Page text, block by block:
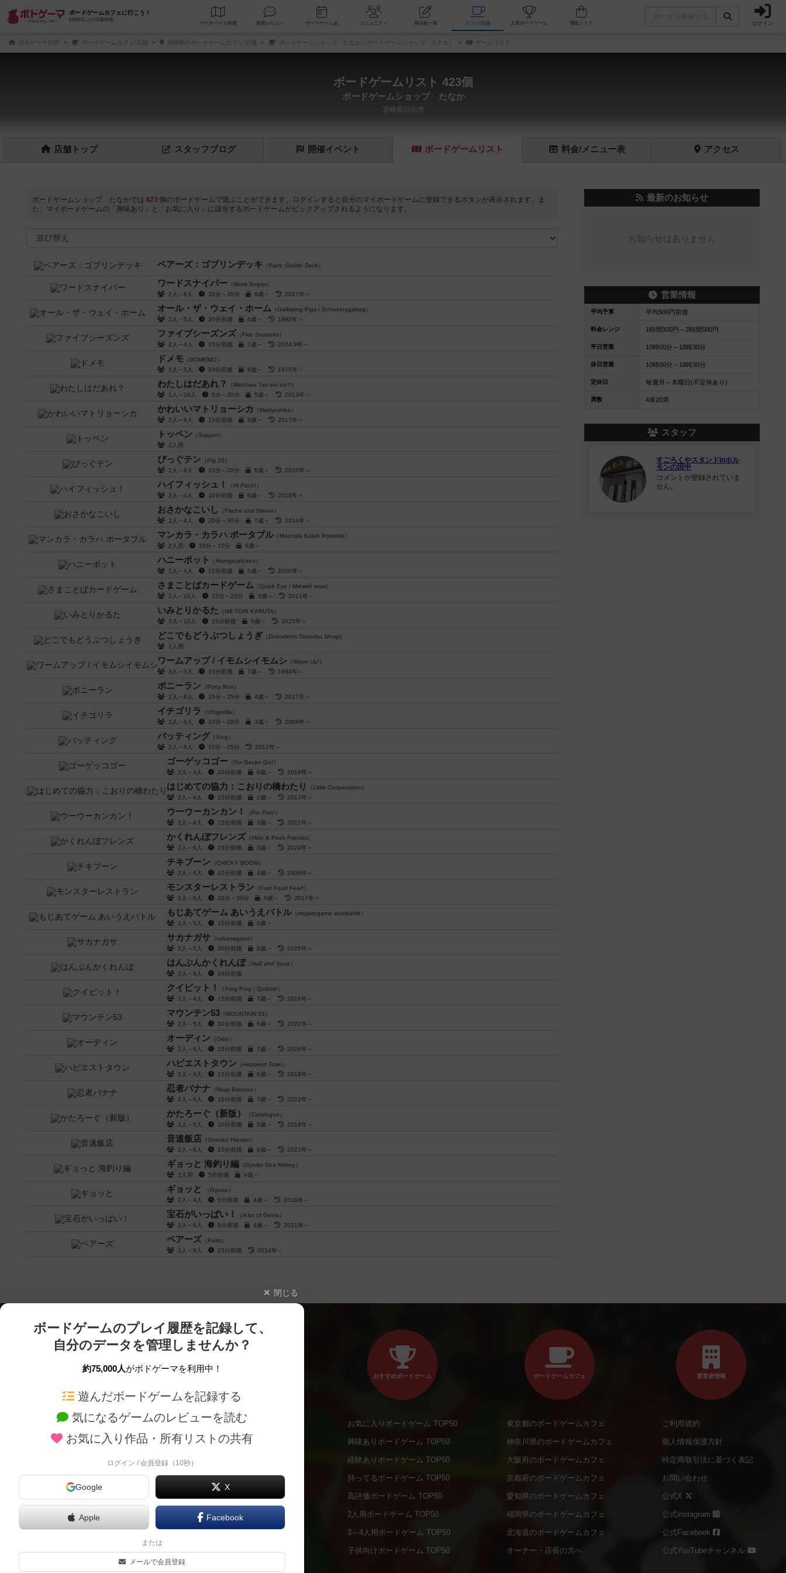
ボードゲームカフェに行こう！
610件以上の店舗情報
データベース 検索 新着レビュー ボードゲーム会 コミュニティ 掲示板一覧 カフェ/店舗 人気ボードゲーム ログイン
ボドゲーマTOP ボードゲームカフェ/店舗 宮崎県のボードゲームカフェ/店舗 ボードゲームショップ たなか（ボードゲームショップ タナカ） ゲームリスト
ボードゲームリスト 423個
ボードゲームショップ たなか
宮崎県日向市
店舗 トップ スタッフブログ 開催イベント ボードゲーム リスト 料金/メニュー表 アクセス
ボードゲームショップ たなかでは 423 個のボードゲームで遊ぶことができます。ログインすると自分のマイボードゲームに登録できるボタンが表示されます。ま
た、マイボードゲームの「興味あり」と「お気に入り」に該当するボードゲームがピックアップされるようになります。
ペアーズ：ゴブリンデッキ （Pairs: Goblin Deck）
ワードスナイパー （Word Sniper）
2人～6人
10分～20分 6歳～ 2017年～
オール・ザ・ウェイ・ホーム （Galloping Pigs / Schweinsgalopp）
2人～5人
30分前後 6歳～ 1992年～
ファイブシーズンズ （Five Seasons）
2人～4人
15分前後 7歳～ 2024.9年～
ドメモ （DOMEMO）
2人～5人
20分前後 8歳～ 1975年～
わたしはだあれ？
（Welches Tier bin ich?）
1人～16人
5分～30分 5歳～ 2013年～
かわいいマトリョーシカ
（Matryoshka）
2人～6人
15分前後 5歳～ 2017年～
トッペン （Toppen）
2人用
ぴっぐテン （Pig 10）
2人～8人
15分～20分 6歳～ 2010年～
ハイフィッシュ！
（Hi Fisch!）
2人～4人
10分前後 6歳～ 2016年～
おさかなこいし
（Fische und Steine）
2人～4人
20分～30分 7歳～ 2014年～
マンカラ・カラハ ポータブル （Mancala Kalah Portable）
2人用
10分～15分 6歳～
ハニーポット
（Honigtöpfchen）
1人～4人
15分前後 5歳～ 2020年～
さまことばカードゲーム （Quick Eye / Мягкий знак）
2人～10人
15分～20分 5歳～ 2011年～
いみとりかるた （IMI TORI KARUTA）
3人～10人
15分前後 5歳～ 2025年～
どこでもどうぶつしょうぎ （Dokodemo Dobutsu Shogi）
2人用
ワームアップ / イモムシイモムシ （Worm Up!）
3人～5人
15分前後 7歳～ 1994年～
ポニーラン （Pony Run）
2人～6人
15分～25分 4歳～ 2017年～
イチゴリラ
（Ichigorilla）
2人～6人
10分～20分 3歳～ 2009年～
バッティング （Xing）
2人～6人
15分～25分 2012年～
ゴーゲッコゴー （Go Gecko Go!）
2人～4人
20分前後 6歳～ 2019年～
はじめての協力：こおりの橋わたり
（Little Cooperation）
2人～4人
10分前後 2歳～ 2012年～
ウーウーカンカン！
（Pin Pon!）
2人～4人
15分前後 3歳～ 2021年～
かくれんぼフレンズ （Hide & Peek Friends）
2人～6人
15分前後 3歳～ 2024年～
チキブーン （CHICKY BOOM）
2人～4人
10分前後 4歳～ 2008年～
モンスターレストラン （Fast Food Fear!）
2人～6人
10分～30分 8歳～ 2017年～
もじあてゲーム あいうえバトル （mojiategame aiuebattle）
2人～5人
15分前後 6歳～
サカナガサ （sakanagasa）
2人～5人
20分前後 6歳～ 2025年～
はんぶんかくれんぼ （Half and Seek）
2人～6人
10分前後
クイビット！
（King Frog / Quibbit!）
2人～4人
15分前後 7歳～ 2016年～
マウンテン53 （MOUNTAIN 53）
2人～5人
30分前後 6歳～ 2022年～
オーディン （Odin）
2人～6人
15分前後 7歳～ 2024年～
ハピエストタウン （Happiest Town）
2人～4人
15分前後 6歳～ 2018年～
忍者バナナ （Ninja Banana）
2人～6人
15分前後 7歳～ 2022年～
かたろーぐ（新版）
（Catalogue）
2人～8人
10分前後 5歳～ 2019年～
音速飯店 （Onsoku Hanten）
2人～6人
15分前後 6歳～ 2022年～
ギョっと 海釣り編 （Gyotto Sea fishing）
2人用
5分前後 4歳～
ギョッと
（Gyotto）
2人～4人
5分前後 4歳～ 2016年～
宝石がいっぱい！
（A lot of Gems）
2人～6人
5分前後 4歳～ 2021年～
ペアーズ （Pairs）
2人～8人
15分前後 2014年～
最新のお知らせ
お知らせはありません
営業情報
平均予算 平均500円前後
料金レンジ 1時間300円～2時間500円
平日営業 10時00分～18時30分
休日営業 10時00分～18時30分
定休日 毎週月～木曜日(不定休あり)
席数 4卓20席
スタッフ
すごろくやスタンドinホル
モンの田中
コメントが登録されていま
せん。
閉じる
ボードゲームのプレイ履歴を記録して、
自分のデータを管理しませんか？
約75,000人がボドゲーマを利用中！
遊んだボードゲームを記録する
気になるゲームのレビューを読む
お気に入り作品・所有リストの共有
ログイン / 会員登録（10秒）
Google X
Apple Facebook
または
メールで会員登録
ボードゲームを検索する
ボードゲームの新着レビュー
メカニクス特集
ボドとも・会員一覧
ボードゲーム業界コラム
ボドゲーマご利用案内
新作・再入荷情報
定番ボードゲームの通販商品
国産ボードゲームの通販商品
子供向けボードゲームの通販商品
20分以下のボードゲームの通販商品
60分以上のボードゲームの通販商品
割引購入！ボドクーポンについて
クラウドファンディング ボドファン
おすすめボードゲーム
お気に入りボードゲーム TOP50
興味ありボードゲーム TOP50
経験ありボードゲーム TOP50
持ってるボードゲーム TOP50
高評価ボードゲーム TOP50
2人用ボードゲーム TOP50
3～4人用ボードゲーム TOP50
子供向けボードゲーム TOP50
ボードゲームカフェ
東京都のボードゲームカフェ
神奈川県のボードゲームカフェ
大阪府のボードゲームカフェ
京都府のボードゲームカフェ
愛知県のボードゲームカフェ
福岡県のボードゲームカフェ
北海道のボードゲームカフェ
オーナー・店長の方へ
運営者情報
ご利用規約
個人情報保護方針
特定商取引法に基づく表記
お問い合わせ
公式X
公式instagram
公式Facebook
公式YouTubeチャンネル